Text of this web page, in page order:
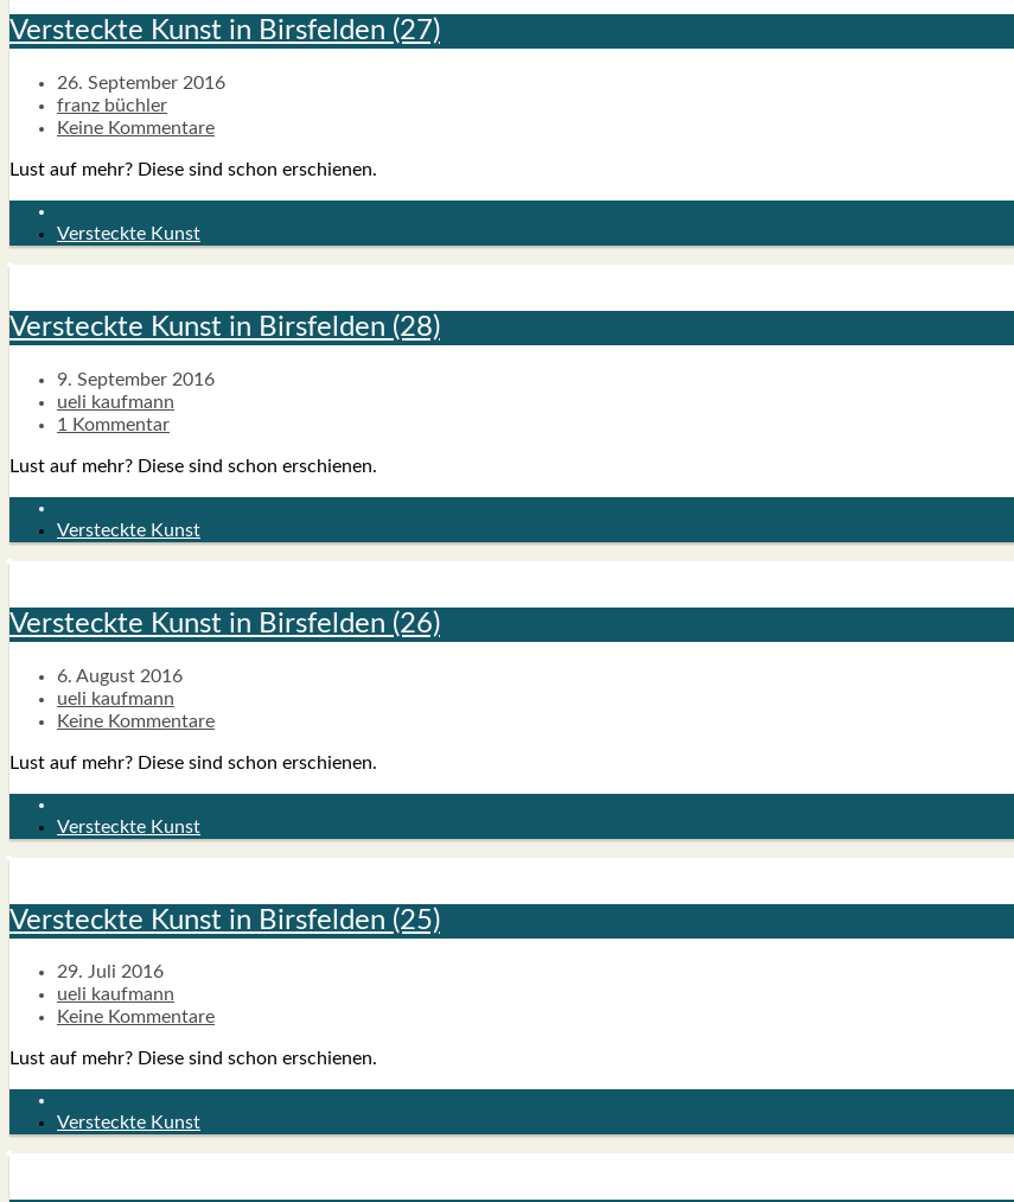
Ver­steck­te Kunst in Birs­fel­den (27)
26. September 2016
franz büchler
Keine Kommentare
Lust auf mehr? Die­se sind schon erschie­nen.
Versteckte Kunst
Ver­steck­te Kunst in Birs­fel­den (28)
9. September 2016
ueli kaufmann
1 Kommentar
Lust auf mehr? Die­se sind schon erschie­nen.
Versteckte Kunst
Ver­steck­te Kunst in Birs­fel­den (26)
6. August 2016
ueli kaufmann
Keine Kommentare
Lust auf mehr? Die­se sind schon erschie­nen.
Versteckte Kunst
Ver­steck­te Kunst in Birs­fel­den (25)
29. Juli 2016
ueli kaufmann
Keine Kommentare
Lust auf mehr? Die­se sind schon erschie­nen.
Versteckte Kunst